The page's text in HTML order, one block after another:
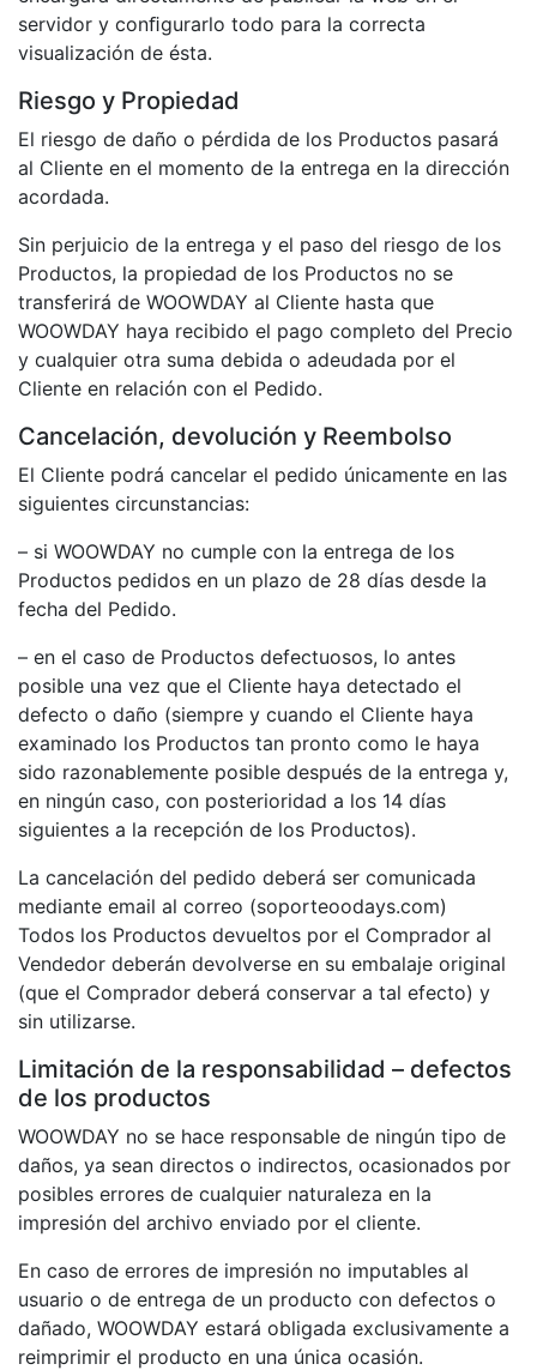
servidor y conﬁgurarlo todo para la correcta
visualización de ésta.
Riesgo y Propiedad
El riesgo de daño o pérdida de los Productos pasará
al Cliente en el momento de la entrega en la dirección
acordada.
Sin perjuicio de la entrega y el paso del riesgo de los
Productos, la propiedad de los Productos no se
transferirá de WOOWDAY al Cliente hasta que
WOOWDAY haya recibido el pago completo del Precio
y cualquier otra suma debida o adeudada por el
Cliente en relación con el Pedido.
Cancelación, devolución y Reembolso
El Cliente podrá cancelar el pedido únicamente en las
siguientes circunstancias:
– si WOOWDAY no cumple con la entrega de los
Productos pedidos en un plazo de 28 días desde la
fecha del Pedido.
– en el caso de Productos defectuosos, lo antes
posible una vez que el Cliente haya detectado el
defecto o daño (siempre y cuando el Cliente haya
examinado los Productos tan pronto como le haya
sido razonablemente posible después de la entrega y,
en ningún caso, con posterioridad a los 14 días
siguientes a la recepción de los Productos).
La cancelación del pedido deberá ser comunicada
mediante email al correo (soporteoodays.com)
Todos los Productos devueltos por el Comprador al
Vendedor deberán devolverse en su embalaje original
(que el Comprador deberá conservar a tal efecto) y
sin utilizarse.
Limitación de la responsabilidad – defectos
de los productos
WOOWDAY no se hace responsable de ningún tipo de
daños, ya sean directos o indirectos, ocasionados por
posibles errores de cualquier naturaleza en la
impresión del archivo enviado por el cliente.
En caso de errores de impresión no imputables al
usuario o de entrega de un producto con defectos o
dañado, WOOWDAY estará obligada exclusivamente a
reimprimir el producto en una única ocasión.